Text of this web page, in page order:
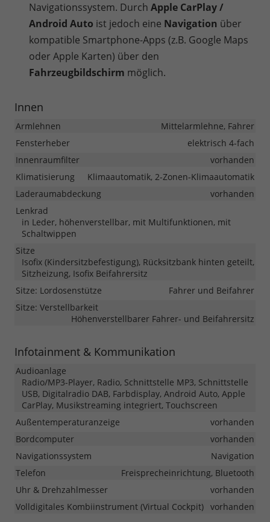
Navigationssystem. Durch Apple CarPlay /
Android Auto ist jedoch eine Navigation über
kompatible Smartphone-Apps (z.B. Google Maps
oder Apple Karten) über den
Fahrzeugbildschirm möglich.
Innen
Armlehnen
Mittelarmlehne, Fahrer
Fensterheber
elektrisch 4-fach
Innenraumfilter
vorhanden
Klimatisierung
Klimaautomatik, 2-Zonen-Klimaautomatik
Laderaumabdeckung
vorhanden
Lenkrad
in Leder, höhenverstellbar, mit Multifunktionen, mit
Schaltwippen
Sitze
Isofix (Kindersitzbefestigung), Rücksitzbank hinten geteilt,
Sitzheizung, Isofix Beifahrersitz
Sitze: Lordosenstütze
Fahrer und Beifahrer
Sitze: Verstellbarkeit
Höhenverstellbarer Fahrer- und Beifahrersitz
Infotainment & Kommunikation
Audioanlage
Radio/MP3-Player, Radio, Schnittstelle MP3, Schnittstelle
USB, Digitalradio DAB, Farbdisplay, Android Auto, Apple
CarPlay, Musikstreaming integriert, Touchscreen
Außentemperaturanzeige
vorhanden
Bordcomputer
vorhanden
Navigationssystem
Navigation
Telefon
Freisprecheinrichtung, Bluetooth
Uhr & Drehzahlmesser
vorhanden
Volldigitales Kombiinstrument (Virtual Cockpit) vorhanden